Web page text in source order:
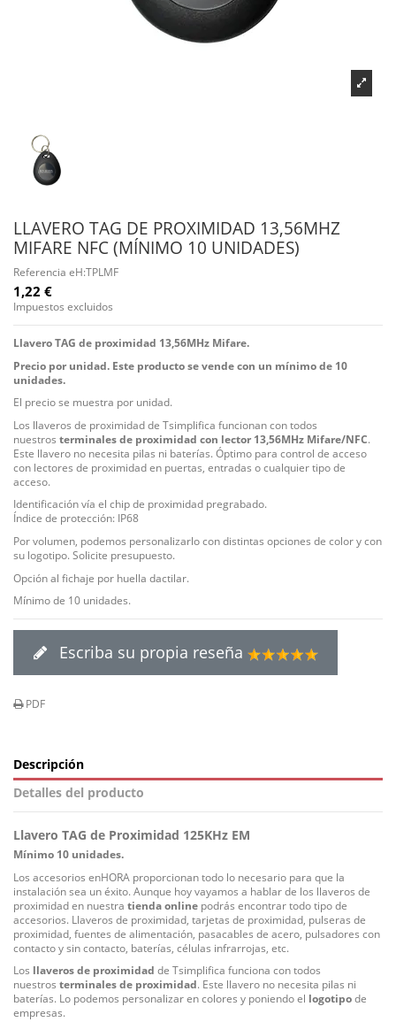
LLAVERO TAG DE PROXIMIDAD 13,56MHZ
MIFARE NFC (MÍNIMO 10 UNIDADES)
Referencia eH:TPLMF
1,22 €
Impuestos excluidos
Llavero TAG de proximidad 13,56MHz Mifare.
Precio por unidad. Este producto se vende con un mínimo de 10
unidades.
El precio se muestra por unidad.
Los llaveros de proximidad de Tsimplifica funcionan con todos
nuestros terminales de proximidad con lector 13,56MHz Mifare/NFC.
Este llavero no necesita pilas ni baterías. Óptimo para control de acceso
con lectores de proximidad en puertas, entradas o cualquier tipo de
acceso.
Identificación vía el chip de proximidad pregrabado.
Índice de protección: IP68
Por volumen, podemos personalizarlo con distintas opciones de color y con
su logotipo. Solicite presupuesto.
Opción al fichaje por huella dactilar.
Mínimo de 10 unidades.
Escriba su propia reseña
PDF
Descripción
Detalles del producto
Llavero TAG de Proximidad 125KHz EM
Mínimo 10 unidades.
Los accesorios enHORA proporcionan todo lo necesario para que la
instalación sea un éxito. Aunque hoy vayamos a hablar de los llaveros de
proximidad en nuestra tienda online podrás encontrar todo tipo de
accesorios. Llaveros de proximidad, tarjetas de proximidad, pulseras de
proximidad, fuentes de alimentación, pasacables de acero, pulsadores con
contacto y sin contacto, baterías, células infrarrojas, etc.
Los llaveros de proximidad de Tsimplifica funciona con todos
nuestros terminales de proximidad. Este llavero no necesita pilas ni
baterías. Lo podemos personalizar en colores y poniendo el logotipode
empresas.